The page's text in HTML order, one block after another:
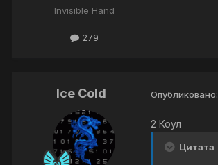
Invisible Hand
279
Ice Cold Опубликовано:
2 Коул
Цитата